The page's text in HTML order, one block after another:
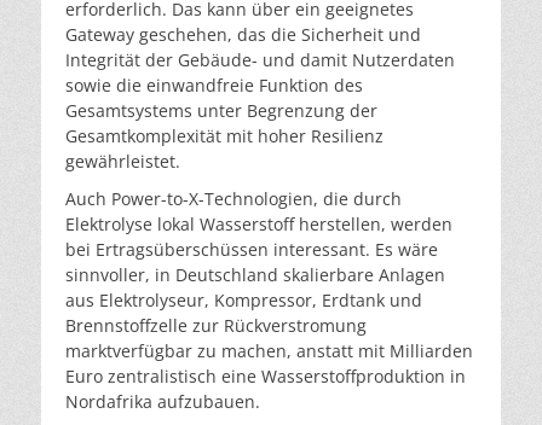
erforderlich. Das kann über ein geeignetes
Gateway geschehen, das die Sicherheit und
Integrität der Gebäude- und damit Nutzerdaten
sowie die einwandfreie Funktion des
Gesamtsystems unter Begrenzung der
Gesamtkomplexität mit hoher Resilienz
gewährleistet.
Auch Power-to-X-Technologien, die durch
Elektrolyse lokal Wasserstoff herstellen, werden
bei Ertragsüberschüssen interessant. Es wäre
sinnvoller, in Deutschland skalierbare Anlagen
aus Elektrolyseur, Kompressor, Erdtank und
Brennstoffzelle zur Rückverstromung
marktverfügbar zu machen, anstatt mit Milliarden
Euro zentralistisch eine Wasserstoffproduktion in
Nordafrika aufzubauen.